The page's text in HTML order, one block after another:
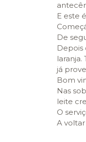
E este
De
Depois
já
Bom
Nas
leite
O
A